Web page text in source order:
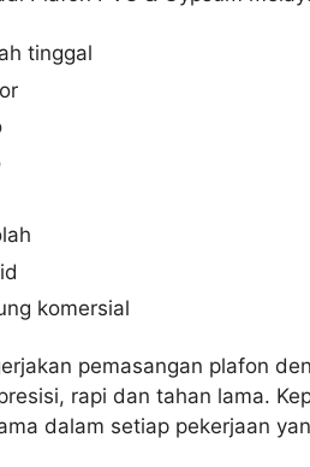
tinggal
komersial
pemasangan plafon
rapi dan tahan lama.
dalam setiap pekerjaan